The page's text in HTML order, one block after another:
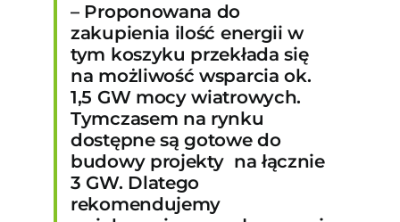
– Proponowana do
zakupienia ilość energii w
tym koszyku przekłada się
na możliwość wsparcia ok.
1,5 GW mocy wiatrowych.
Tymczasem na rynku
dostępne są gotowe do
budowy projekty na łącznie
3 GW. Dlatego
rekomendujemy